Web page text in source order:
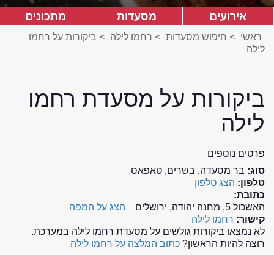
אירועים מסעדות מתכונים
ראשי > חיפוש מסעדות > רחמו לילה > ביקורות על רחמו
לילה
ביקורות על מסעדת רחמו
לילה
פרטים נוספים
סוג: בר מסעדה, בשרים, טאפאס
טלפון: הצג טלפון
כתובת:
האשכול 5, מחנה יהודה, ירושלים
הצג על המפה
קישור: רחמו לילה
לא נמצאו ביקורות גולשים על מסעדת רחמו לילה במערכת.
רוצה להיות הראשון? כתוב המלצה על רחמו לילה